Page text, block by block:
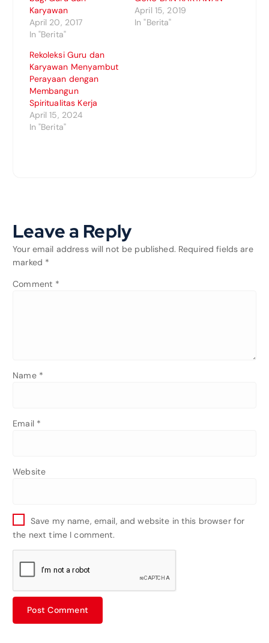
Karyawan
April 20, 2017
In "Berita"
April 15, 2019
In "Berita"
Rekoleksi Guru dan
Karyawan Menyambut
Perayaan dengan
Membangun
Spiritualitas Kerja
April 15, 2024
In "Berita"
Leave a Reply
Your email address will not be published. Required fields are
marked *
Comment *
Name *
Email *
Website
Save my name, email, and website in this browser for
the next time I comment.